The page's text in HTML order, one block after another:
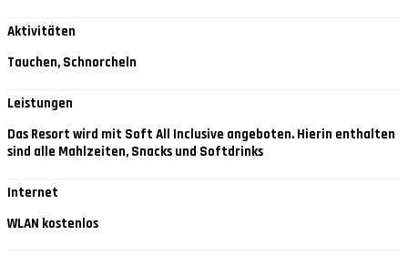
Aktivitäten
Tauchen, Schnorcheln
Leistungen
Das Resort wird mit Soft All Inclusive angeboten. Hierin enthalten
sind alle Mahlzeiten, Snacks und Softdrinks
Internet
WLAN kostenlos